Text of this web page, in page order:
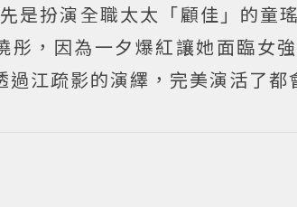
是扮演全職太太「顧佳」的童
，因為一夕爆紅讓她面臨女
江疏影的演繹，完美演活了都